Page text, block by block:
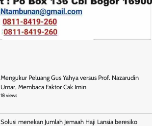
Mengukur Peluang Gus Yahya versus Prof. Nazarudin
Umar, Membaca Faktor Cak Imin
18 views
Solusi menekan Jumlah Jemaah Haji Lansia beresiko